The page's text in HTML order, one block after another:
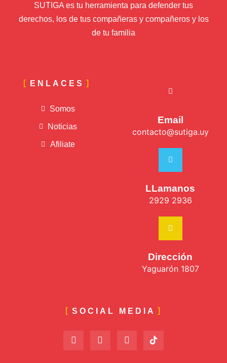
SUTIGA es tu herramienta para defender tus
derechos, los de tus compañeras y compañeros y los
de tu familia
ENLACES
Somos
Noticias
Afiliate
Email
contacto@sutiga.uy
LLamanos
2929 2936
Dirección
Yaguarón 1807
SOCIAL MEDIA